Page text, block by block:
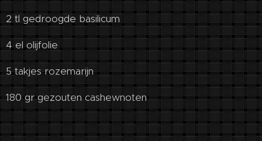
2 tl gedroogde basilicum
4 el olijfolie
5 takjes rozemarijn
180 gr gezouten cashewnoten